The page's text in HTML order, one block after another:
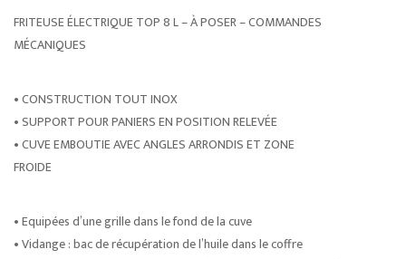
FRITEUSE ÉLECTRIQUE TOP 8 L – À POSER – COMMANDES
MÉCANIQUES
• CONSTRUCTION TOUT INOX
• SUPPORT POUR PANIERS EN POSITION RELEVÉE
• CUVE EMBOUTIE AVEC ANGLES ARRONDIS ET ZONE
FROIDE
• Equipées d’une grille dans le fond de la cuve
• Vidange : bac de récupération de l’huile dans le coffre